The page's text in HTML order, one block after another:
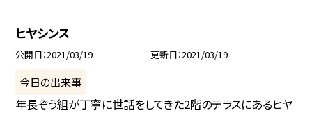
ヒヤシンス
公開日 2021/03/19 更新日 2021/03/19
今日の出来事
年長ぞう組が丁寧に世話をしてきた2階のテラスにあるヒヤ